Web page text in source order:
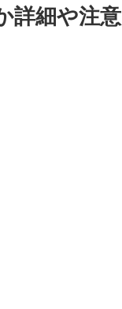
詳細や注意